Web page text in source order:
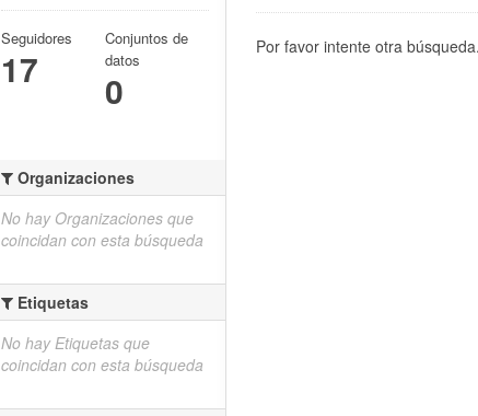
Por favor intente otra búsqueda.
Seguidores
17
Conjuntos de
datos
0
Organizaciones
No hay Organizaciones que
coincidan con esta búsqueda
Etiquetas
No hay Etiquetas que
coincidan con esta búsqueda